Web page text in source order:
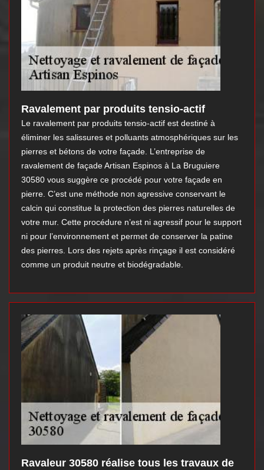
Ravalement par produits tensio-actif
Le ravalement par produits tensio-actif est destiné à
éliminer les salissures et polluants atmosphériques sur les
pierres et bétons de votre façade. L’entreprise de
ravalement de façade Artisan Espinos à La Bruguiere
30580 vous suggère ce procédé pour votre façade en
pierre. C’est une méthode non agressive conservant le
calcin qui constitue la protection des pierres naturelles de
votre mur. Cette procédure n’est ni agressif pour le support
ni pour l’environnement et permet de conserver la patine
des pierres. Lors des rejets après rinçage il est considéré
comme un produit neutre et biodégradable.
Ravaleur 30580 réalise tous les travaux de